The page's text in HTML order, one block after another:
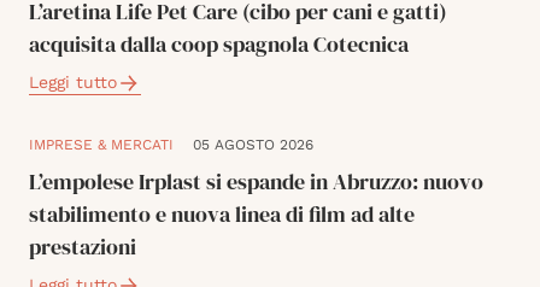
L’aretina Life Pet Care (cibo per cani e gatti)
acquisita dalla coop spagnola Cotecnica
Leggi tutto
IMPRESE & MERCATI 05 AGOSTO 2026
L’empolese Irplast si espande in Abruzzo: nuovo
stabilimento e nuova linea di film ad alte
prestazioni